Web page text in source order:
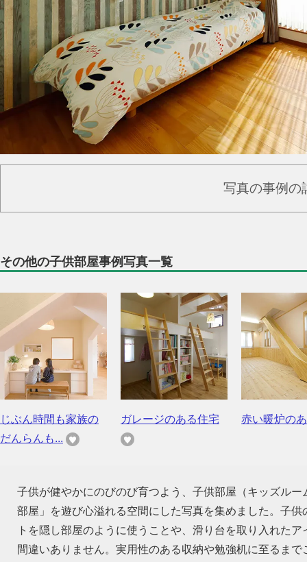
写真の事例の
その他の子供部屋事例写真一覧
じぶん時間も家族の
だんらんも...
ガレージのある住宅 赤い暖炉の
子供が健やかにのびのび育つよう、子供部屋（キッズル
部屋」を遊び心溢れる空間にした写真を集めました。子
トを隠し部屋のように使うことや、滑り台を取り入れた
間違いありません。実用性のある収納や勉強机に至るま